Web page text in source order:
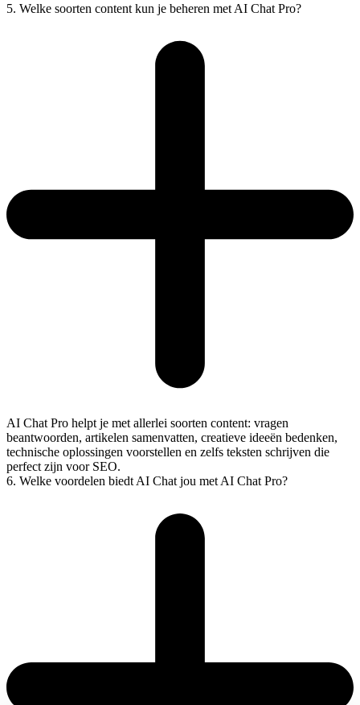
5. Welke soorten content kun je beheren met AI Chat Pro?
AI Chat Pro helpt je met allerlei soorten content: vragen
beantwoorden, artikelen samenvatten, creatieve ideeën bedenken,
technische oplossingen voorstellen en zelfs teksten schrijven die
perfect zijn voor SEO.
6. Welke voordelen biedt AI Chat jou met AI Chat Pro?